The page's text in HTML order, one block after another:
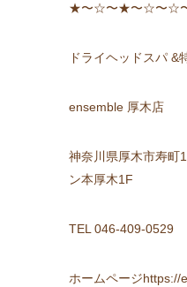
★〜☆〜★〜☆〜☆
ドライヘッドスパ &
ensemble 厚木店
神奈川県厚木市寿町
ン本厚木1F
TEL 046-409-0529
ホームページhttps://